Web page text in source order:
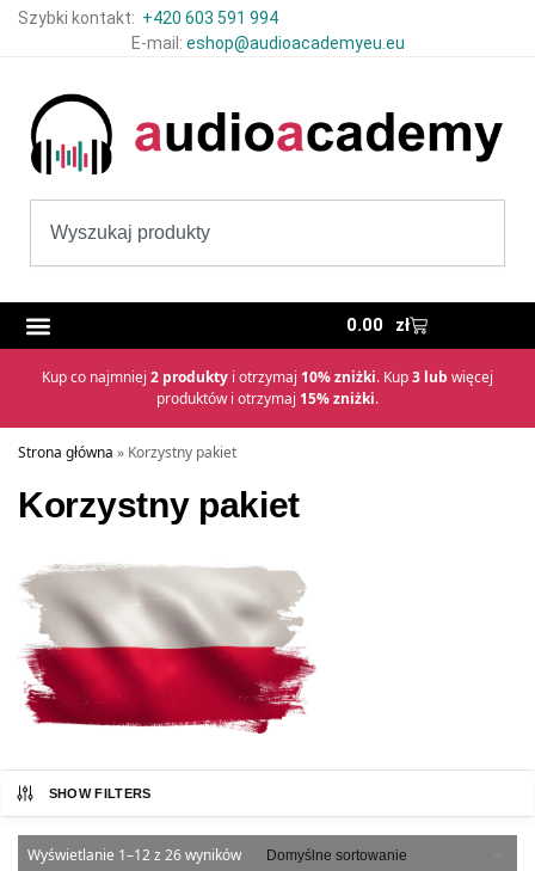
Szybki kontakt: +420 603 591 994
E-mail: eshop@audioacademyeu.eu
0.00 zł
Kup co najmniej 2 produkty i otrzymaj 10% zniżki. Kup3 lub więcej
produktów i otrzymaj 15% zniżki.
Strona główna » Korzystny pakiet
Korzystny pakiet
SHOW FILTERS
Wyświetlanie 1–12 z 26 wyników